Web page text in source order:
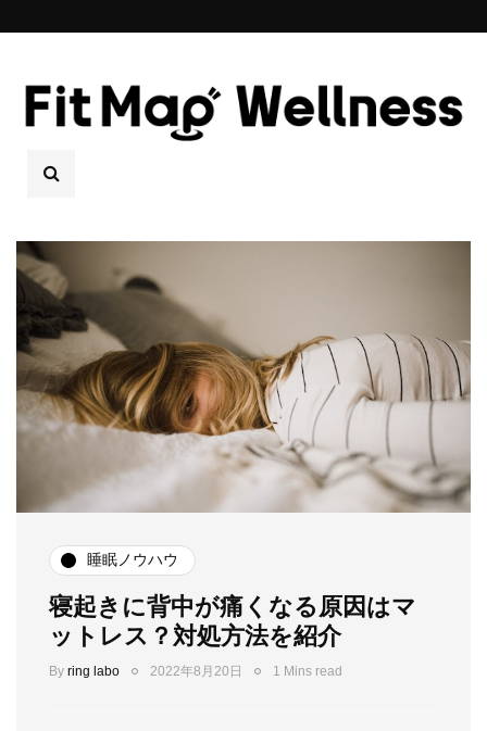
睡眠ノウハウ
寝起きに背中が痛くなる原因はマ
ットレス？対処方法を紹介
By ring labo 2022年8月20日 1 Mins read